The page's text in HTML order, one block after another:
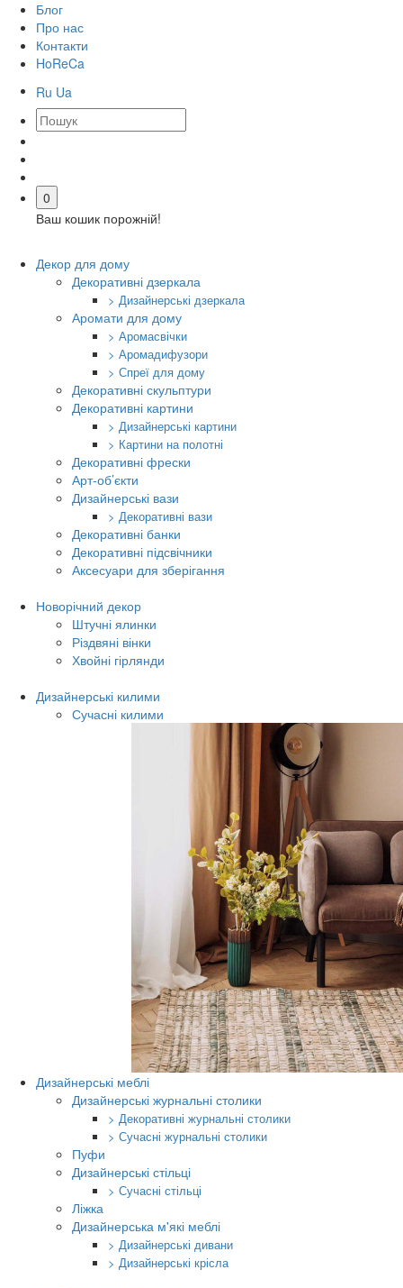
Блог
Про нас
Контакти
HoReCa
Ru Ua
0
Ваш кошик порожній!
Декор для дому
Декоративні дзеркала
> Дизайнерські дзеркала
Аромати для дому
> Аромасвічки
> Аромадифузори
> Спреї для дому
Декоративні скульптури
Декоративні картини
> Дизайнерські картини
> Картини на полотні
Декоративні фрески
Арт-об’єкти
Дизайнерські вази
> Декоративні вази
Декоративні банки
Декоративні підсвічники
Аксесуари для зберігання
Новорічний декор
Штучні ялинки
Різдвяні вінки
Хвойні гірлянди
Дизайнерські килими
Сучасні килими
Дизайнерські меблі
Дизайнерські журнальні столики
> Декоративні журнальні столики
> Сучасні журнальні столики
Пуфи
Дизайнерські стільці
> Сучасні стільці
Ліжка
Дизайнерська м'які меблі
> Дизайнерські дивани
> Дизайнерські крісла